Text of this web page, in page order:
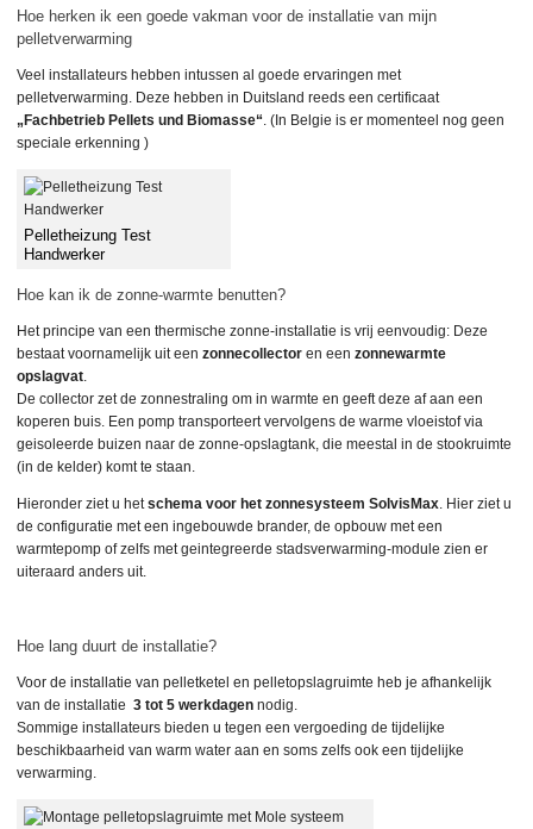
Hoe herken ik een goede vakman voor de installatie van mijn
pelletverwarming
Veel installateurs hebben intussen al goede ervaringen met
pelletverwarming. Deze hebben in Duitsland reeds een certificaat
„Fachbetrieb Pellets und Biomasse“ . (In Belgie is er momenteel nog geen
speciale erkenning )
Pelletheizung Test
Handwerker
Hoe kan ik de zonne-warmte benutten?
Het principe van een thermische zonne-installatie is vrij eenvoudig: Deze
bestaat voornamelijk uit eenzonnecollectoren eenzonnewarmte
opslagvat
De collector zet de zonnestraling om in warmte en geeft deze af aan een
koperen buis. Een pomp transporteert vervolgens de warme vloeistof via
geisoleerde buizen naar de zonne-opslagtank, die meestal in de stookruimte
(in de kelder) komt te staan.
Hieronder ziet u hetschema voor het zonnesysteem SolvisMax . Hier ziet u
de configuratie met een ingebouwde brander, de opbouw met een
warmtepomp of zelfs met geintegreerde stadsverwarming-module zien er
uiteraard anders uit.
Hoe lang duurt de installatie?
Voor de installatie van pelletketel en pelletopslagruimte heb je afhankelijk
van de installatie 3 tot 5 werkdagennodig.
Sommige installateurs bieden u tegen een vergoeding de tijdelijke
beschikbaarheid van warm water aan en soms zelfs ook een tijdelijke
verwarming.